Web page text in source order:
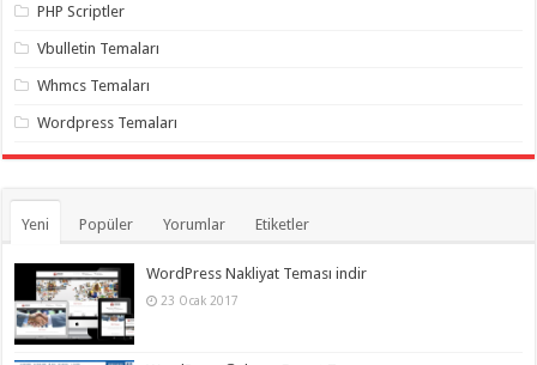
PHP Scriptler
Vbulletin Temaları
Whmcs Temaları
Wordpress Temaları
Yeni Popüler Yorumlar Etiketler
WordPress Nakliyat Teması indir
23 Ocak 2017